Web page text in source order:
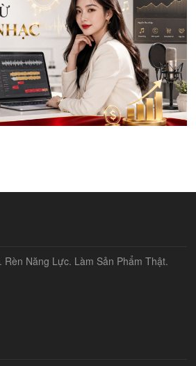
Năng Lực. Làm Sản Phẩm Thật.